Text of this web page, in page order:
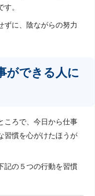
。
ずに、陰ながらの努力
ができる人に
ころで、今日から仕事
習慣を心がけたほうが
記の５つの行動を習慣